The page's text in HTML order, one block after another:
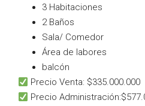
⁠3 Habitaciones
⁠2 Baños
⁠Sala/ Comedor
⁠Área de labores
⁠balcón
Precio Venta: $335.000.000
Precio